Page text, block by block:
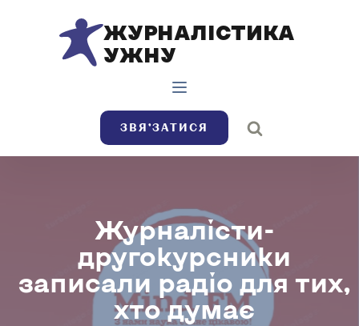
ЖУРНАЛІСТИКА
УЖНУ
ЗВЯ’ЗАТИСЯ
Журналісти-
другокурсники
записали радіо для тих,
хто думає